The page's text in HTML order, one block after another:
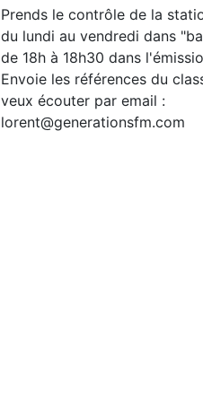
Prends le contrôle de la
du lundi au vendredi dans
de 18h à 18h30 dans
Envoie les références du
veux écouter par email :
lorent@generationsfm.com